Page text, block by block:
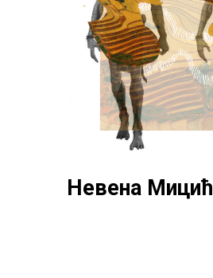
Невена Мицић